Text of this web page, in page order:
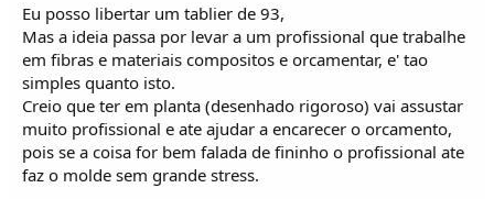
Eu posso libertar um tablier de 93,
Mas a ideia passa por levar a um profissional que trabalhe
em fibras e materiais compositos e orcamentar, e' tao
simples quanto isto.
Creio que ter em planta (desenhado rigoroso) vai assustar
muito profissional e ate ajudar a encarecer o orcamento,
pois se a coisa for bem falada de fininho o profissional ate
faz o molde sem grande stress.